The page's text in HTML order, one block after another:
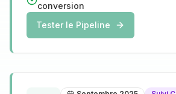
conversion
Tester le Pipeline